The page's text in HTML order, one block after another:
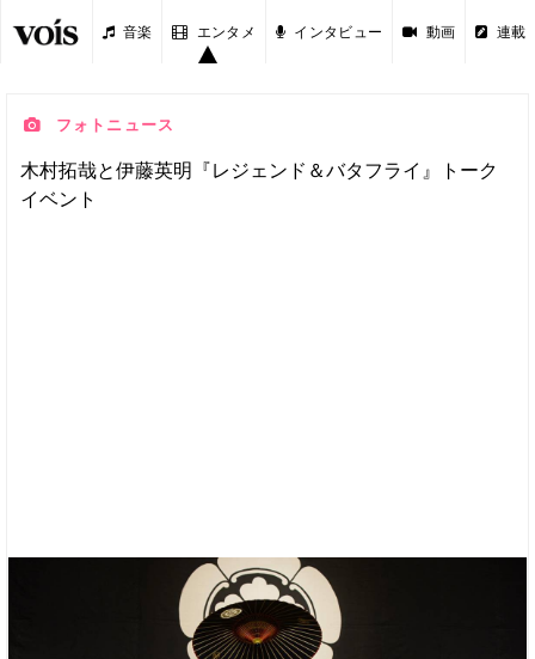
音楽 エンタメ インタビュー 動画 連載
フォトニュース
木村拓哉と伊藤英明『レジェンド＆バタフライ』トーク
イベント